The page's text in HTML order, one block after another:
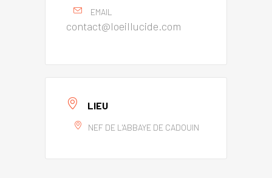
EMAIL
contact@loeillucide.com
LIEU
NEF DE L'ABBAYE DE CADOUIN